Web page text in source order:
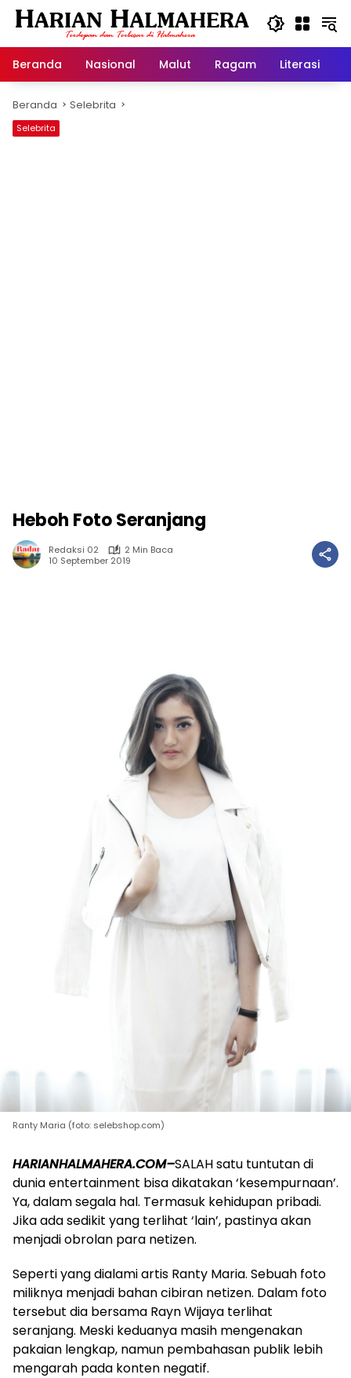
Langsung
Beranda
Nasional Malut Ragam Literasi
Beranda Selebrita
Selebrita
Heboh Foto Seranjang
Redaksi 02
2 Min Baca
10 September 2019
Ranty Maria (foto: selebshop.com)
HARIANHALMAHERA.COM–SALAH satu tuntutan di
dunia entertainment bisa dikatakan ‘kesempurnaan’.
Ya, dalam segala hal. Termasuk kehidupan pribadi.
Jika ada sedikit yang terlihat ‘lain’, pastinya akan
menjadi obrolan para netizen.
Seperti yang dialami artis Ranty Maria. Sebuah foto
miliknya menjadi bahan cibiran netizen. Dalam foto
tersebut dia bersama Rayn Wijaya terlihat
seranjang. Meski keduanya masih mengenakan
pakaian lengkap, namun pembahasan publik lebih
mengarah pada konten negatif.